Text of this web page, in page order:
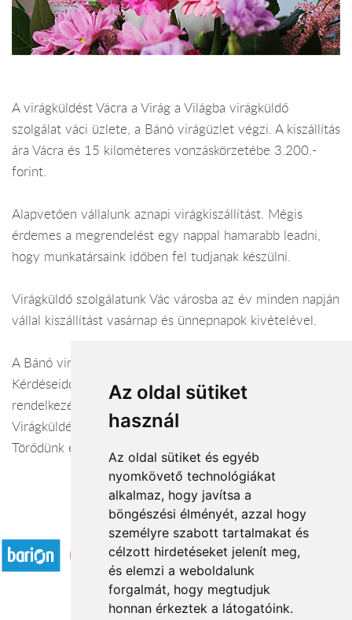
Az oldal sütiket
használ
Az oldal sütiket és egyéb
nyomkövető technológiákat
alkalmaz, hogy javítsa a
böngészési élményét, azzal hogy
személyre szabott tartalmakat és
célzott hirdetéseket jelenít meg,
és elemzi a weboldalunk
forgalmát, hogy megtudjuk
honnan érkeztek a látogatóink.
A virágküldést Vácra a Virág a Világba virágküldő
szolgálat váci üzlete, a Bánó virágüzlet végzi. A kiszállítás
ára Vácra és 15 kilométeres vonzáskörzetébe 3.200.-
forint.
Alapvetően vállalunk aznapi virágkiszállítást. Mégis
érdemes a megrendelést egy nappal hamarabb leadni,
hogy munkatársaink időben fel tudjanak készülni.
Virágküldő szolgálatunk Vác városba az év minden napján
vállal kiszállítást vasárnap és ünnepnapok kivételével.
A Bánó virágüzlet webáruháza:
Kérdéseiddel kapcsolatban örömmel állunk
rendelkezésedre.
Virágküldés Vác
Törődünk egymással
Elfogadott fizetési módok